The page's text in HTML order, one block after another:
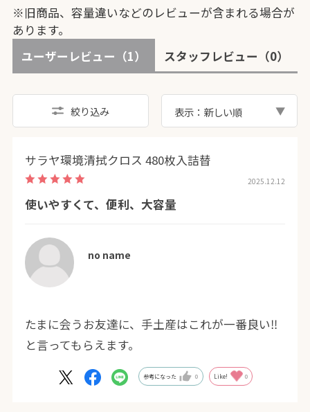
※旧商品、容量違いなどのレビューが含まれる場合が
あります。
ユーザーレビュー （1） スタッフレビュー （0）
絞り込み 表示：新しい順
サラヤ環境清拭クロス 480枚入詰替
2025.12.12
使いやすくて、便利、大容量
no name
たまに会うお友達に、手土産はこれが一番良い‼
と言ってもらえます。
参考になった 0 Like! 0